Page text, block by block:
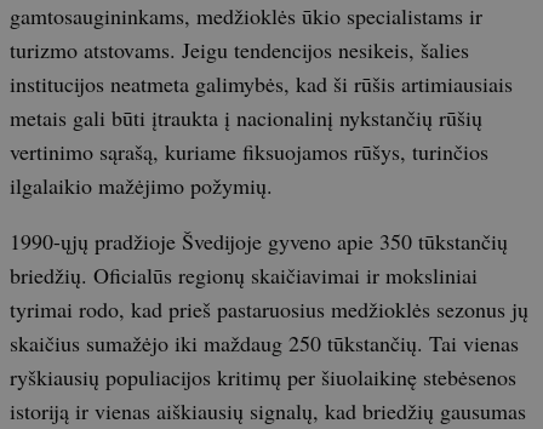
gamtosaugininkams, medžioklės ūkio specialistams ir
turizmo atstovams. Jeigu tendencijos nesikeis, šalies
institucijos neatmeta galimybės, kad ši rūšis artimiausiais
metais gali būti įtraukta į nacionalinį nykstančių rūšių
vertinimo sąrašą, kuriame fiksuojamos rūšys, turinčios
ilgalaikio mažėjimo požymių.
1990-ųjų pradžioje Švedijoje gyveno apie 350 tūkstančių
briedžių. Oficialūs regionų skaičiavimai ir moksliniai
tyrimai rodo, kad prieš pastaruosius medžioklės sezonus jų
skaičius sumažėjo iki maždaug 250 tūkstančių. Tai vienas
ryškiausių populiacijos kritimų per šiuolaikinę stebėsenos
istoriją ir vienas aiškiausių signalų, kad briedžių gausumas